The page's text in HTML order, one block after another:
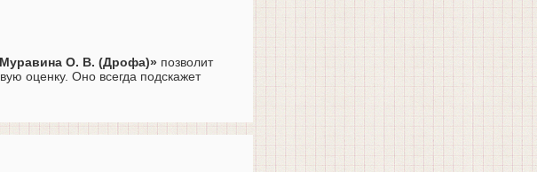
Муравина О. В. (Дрофа)» позволит
оценку. Оно всегда подскажет